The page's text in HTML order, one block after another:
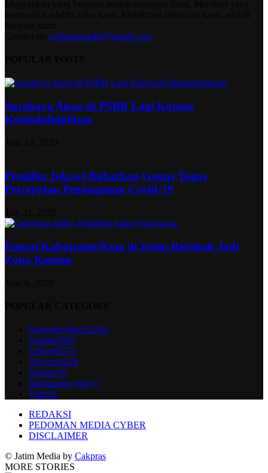
redjatimmedia@gmail.com
Surabaya Akan di PSBB Lagi Karena
Ketidakdisiplinan
Presiden Jokowi Bubarkan Gugus Tugas
Percepatan Penanganan Covid-19
Empat Kabupaten/Kota di Jatim Berubah Jadi
Zona Kuning
Ekonomi Bisnis2592
Umum2500
Lifestyle572
Advetorial26
Kuliner16
Inspirations Story7
Video0
REDAKSI
PEDOMAN MEDIA CYBER
DISCLAIMER
© Jatim Media by Cakpras
MORE STORIES